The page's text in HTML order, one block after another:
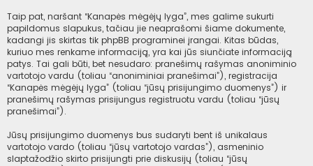
Taip pat, naršant “Kanapės mėgėjų lyga”, mes galime sukurti
papildomus slapukus, tačiau jie neaprašomi šiame dokumente,
kadangi jis skirtas tik phpBB programinei įrangai. Kitas būdas,
kuriuo mes renkame informaciją, yra kai jūs siunčiate informaciją
patys. Tai gali būti, bet nesudaro: pranešimų rašymas anoniminio
vartotojo vardu (toliau “anoniminiai pranešimai”), registracija
“Kanapės mėgėjų lyga” (toliau “jūsų prisijungimo duomenys”) ir
pranešimų rašymas prisijungus registruotu vardu (toliau “jūsų
pranešimai”).
Jūsų prisijungimo duomenys bus sudaryti bent iš unikalaus
vartotojo vardo (toliau “jūsų vartotojo vardas”), asmeninio
slaptažodžio skirto prisijungti prie diskusijų (toliau “jūsų